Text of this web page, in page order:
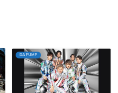
DA PUMP